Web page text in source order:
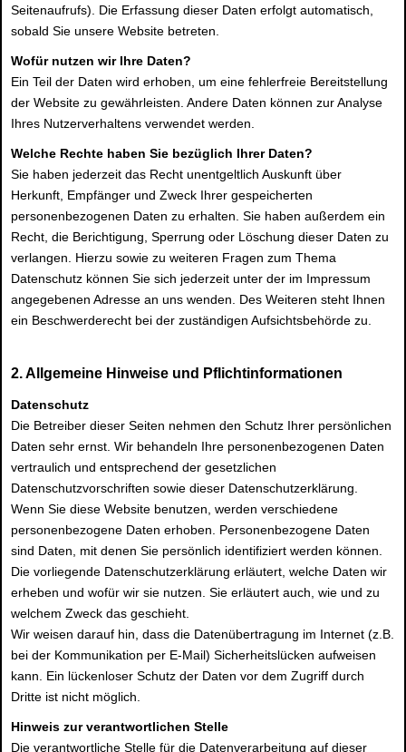
Seitenaufrufs). Die Erfassung dieser Daten erfolgt automatisch,
sobald Sie unsere Website betreten.
Wofür nutzen wir Ihre Daten?
Ein Teil der Daten wird erhoben, um eine fehlerfreie Bereitstellung
der Website zu gewährleisten. Andere Daten können zur Analyse
Ihres Nutzerverhaltens verwendet werden.
Welche Rechte haben Sie bezüglich Ihrer Daten?
Sie haben jederzeit das Recht unentgeltlich Auskunft über
Herkunft, Empfänger und Zweck Ihrer gespeicherten
personenbezogenen Daten zu erhalten. Sie haben außerdem ein
Recht, die Berichtigung, Sperrung oder Löschung dieser Daten zu
verlangen. Hierzu sowie zu weiteren Fragen zum Thema
Datenschutz können Sie sich jederzeit unter der im Impressum
angegebenen Adresse an uns wenden. Des Weiteren steht Ihnen
ein Beschwerderecht bei der zuständigen Aufsichtsbehörde zu.
2. Allgemeine Hinweise und Pflichtinformationen
Datenschutz
Die Betreiber dieser Seiten nehmen den Schutz Ihrer persönlichen
Daten sehr ernst. Wir behandeln Ihre personenbezogenen Daten
vertraulich und entsprechend der gesetzlichen
Datenschutzvorschriften sowie dieser Datenschutzerklärung.
Wenn Sie diese Website benutzen, werden verschiedene
personenbezogene Daten erhoben. Personenbezogene Daten
sind Daten, mit denen Sie persönlich identifiziert werden können.
Die vorliegende Datenschutzerklärung erläutert, welche Daten wir
erheben und wofür wir sie nutzen. Sie erläutert auch, wie und zu
welchem Zweck das geschieht.
Wir weisen darauf hin, dass die Datenübertragung im Internet (z.B.
bei der Kommunikation per E-Mail) Sicherheitslücken aufweisen
kann. Ein lückenloser Schutz der Daten vor dem Zugriff durch
Dritte ist nicht möglich.
Hinweis zur verantwortlichen Stelle
Die verantwortliche Stelle für die Datenverarbeitung auf dieser